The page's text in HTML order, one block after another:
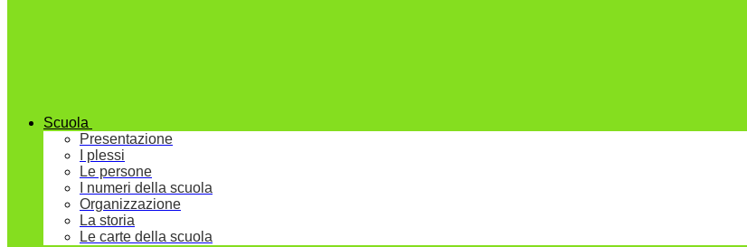
Scuola
Presentazione
I plessi
Le persone
I numeri della scuola
Organizzazione
La storia
Le carte della scuola